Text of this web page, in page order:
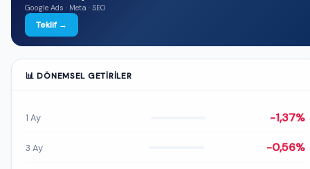
Google Ads · Meta · SEO
Teklif →
📊 DÖNEMSEL GETIRILER
1 Ay -1,37%
3 Ay -0,56%